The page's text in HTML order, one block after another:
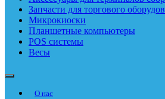
Запчасти для торгового
Микрокиоски
Планшетные компьютеры
POS системы
Весы
О нас